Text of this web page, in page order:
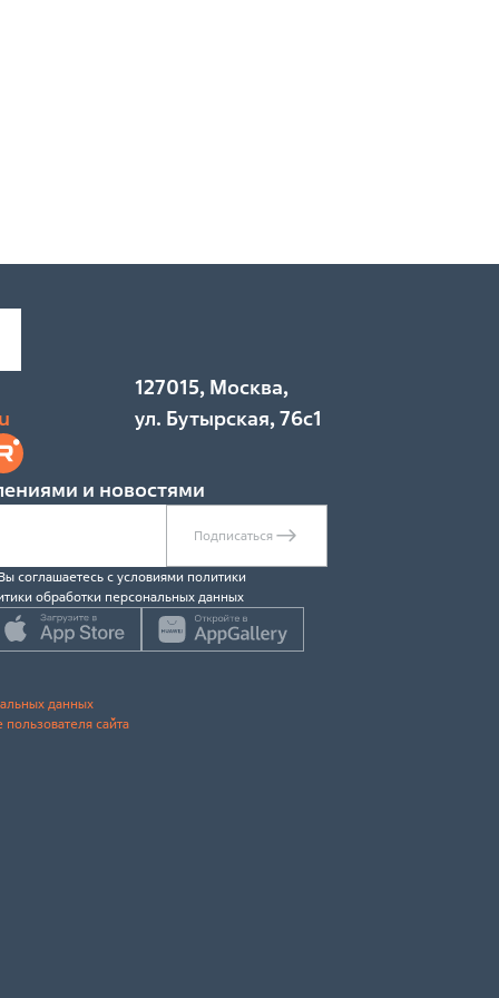
127015, Москва,
ул. Бутырская, 76с1
и новостями
Подписаться
соглашаетесь c условиями политики
обработки персональных данных
данных
сайта